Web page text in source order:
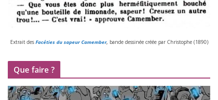
Extrait desFacéties du sapeur Camember, bande des­si­née créée par Christophe (1890)
Que faire ?